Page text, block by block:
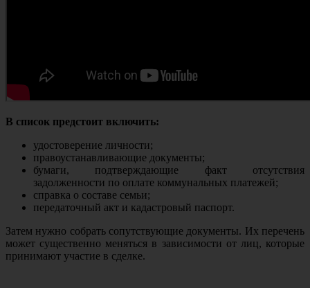
В список предстоит включить:
удостоверение личности;
правоустанавливающие документы;
бумаги, подтверждающие факт отсутствия
задолженности по оплате коммунальных платежей;
справка о составе семьи;
передаточный акт и кадастровый паспорт.
Затем нужно собрать сопутствующие документы. Их перечень
может существенно меняться в зависимости от лиц, которые
принимают участие в сделке.